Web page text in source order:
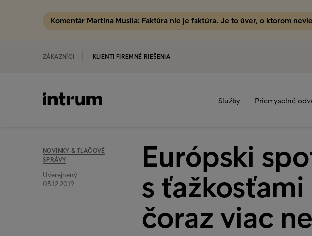
Komentár Martina Musila: Faktúra nie je faktúra. Je to úver, o ktorom
ZÁKAZNÍCI KLIENTI FIREMNÉ RIEŠENIA
Služby Priemyselné
NOVINKY & TLAČOVÉ
SPRÁVY
Uverejnený
03.12.2019
Európski
s
čoraz viac